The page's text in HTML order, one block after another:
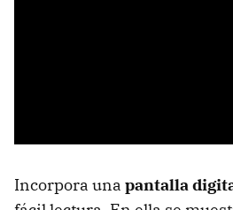
Incorpora una pantalla